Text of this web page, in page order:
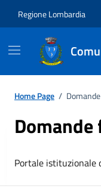
Regione Lombardia
Home Page /
Portale istituzionale